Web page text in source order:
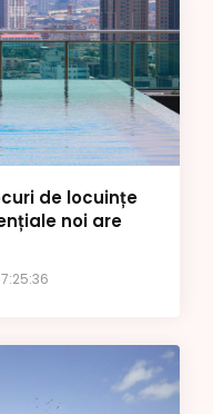
de locuințe
noi are